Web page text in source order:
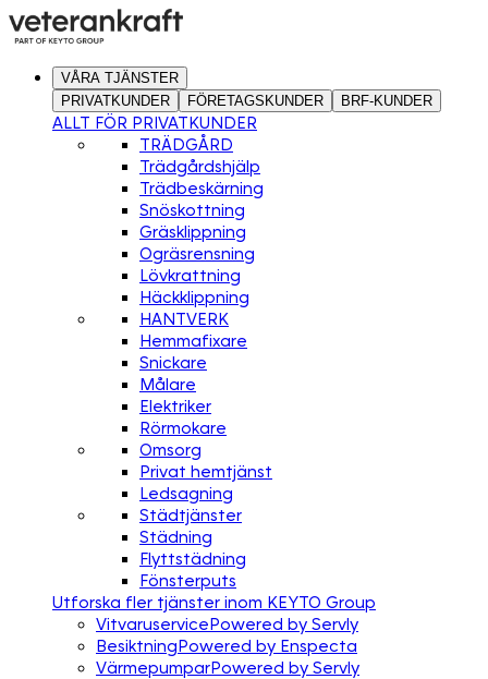
VÅRA TJÄNSTER
PRIVATKUNDER
FÖRETAGSKUNDER BRF-KUNDER
ALLT FÖR PRIVATKUNDER
TRÄDGÅRD
Trädgårdshjälp
Trädbeskärning
Snöskottning
Gräsklippning
Ogräsrensning
Lövkrattning
Häckklippning
HANTVERK
Hemmafixare
Snickare
Målare
Elektriker
Rörmokare
Omsorg
Privat hemtjänst
Ledsagning
Städtjänster
Städning
Flyttstädning
Fönsterputs
Utforska fler tjänster inom KEYTO Group
VitvaruservicePowered by Servly
BesiktningPowered by Enspecta
VärmepumparPowered by Servly